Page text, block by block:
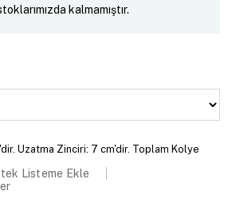
kalmamıştır.
Uzatma Zinciri: 7 cm'dir. Toplam Kolye
Listeme Ekle